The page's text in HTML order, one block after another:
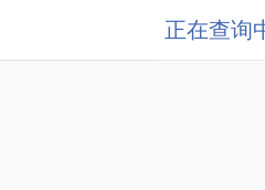
正在查询